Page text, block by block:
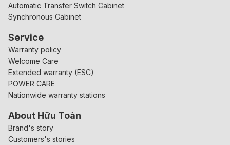
Automatic Transfer Switch Cabinet
Synchronous Cabinet
Service
Warranty policy
Welcome Care
Extended warranty (ESC)
POWER CARE
Nationwide warranty stations
About Hữu Toàn
Brand's story
Customers's stories